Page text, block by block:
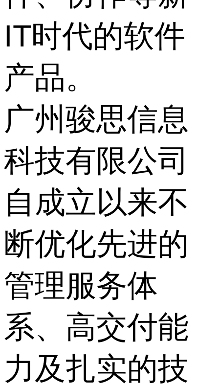
IT时代的软件
产品。
广州骏思信息
科技有限公司
自成立以来不
断优化先进的
管理服务体
系、高交付能
力及扎实的技